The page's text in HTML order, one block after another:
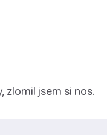
zlomil jsem si nos.